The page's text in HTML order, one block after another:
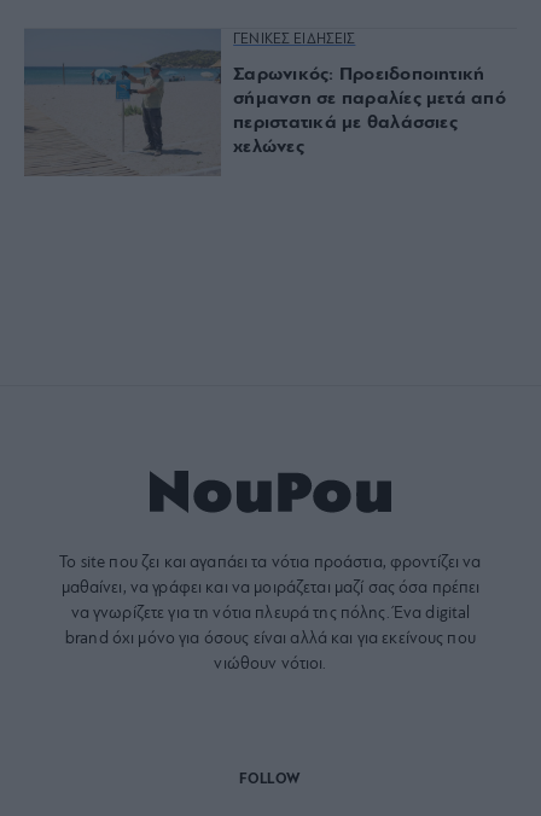
ΓΕΝΙΚΕΣ ΕΙΔΗΣΕΙΣ
Σαρωνικός: Προειδοποιητική
σήμανση σε παραλίες μετά από
περιστατικά με θαλάσσιες
χελώνες
Το site που ζει και αγαπάει τα νότια προάστια, φροντίζει να
μαθαίνει, να γράφει και να μοιράζεται μαζί σας όσα πρέπει
να γνωρίζετε για τη νότια πλευρά της πόλης. Ένα digital
brand όχι μόνο για όσους είναι αλλά και για εκείνους που
νιώθουν νότιοι.
FOLLOW